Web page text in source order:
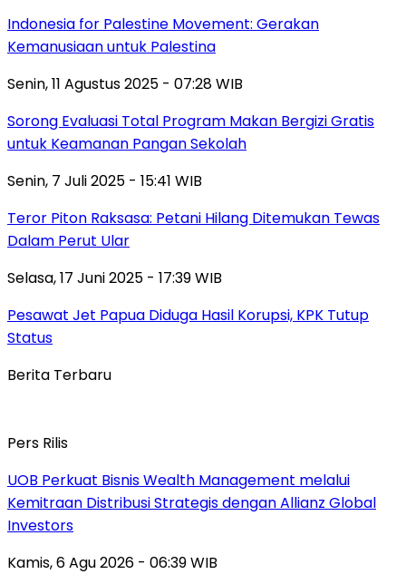
Indonesia for Palestine Movement: Gerakan
Kemanusiaan untuk Palestina
Senin, 11 Agustus 2025 - 07:28 WIB
Sorong Evaluasi Total Program Makan Bergizi Gratis
untuk Keamanan Pangan Sekolah
Senin, 7 Juli 2025 - 15:41 WIB
Teror Piton Raksasa: Petani Hilang Ditemukan Tewas
Dalam Perut Ular
Selasa, 17 Juni 2025 - 17:39 WIB
Pesawat Jet Papua Diduga Hasil Korupsi, KPK Tutup
Status
Berita Terbaru
Pers Rilis
UOB Perkuat Bisnis Wealth Management melalui
Kemitraan Distribusi Strategis dengan Allianz Global
Investors
Kamis, 6 Agu 2026 - 06:39 WIB